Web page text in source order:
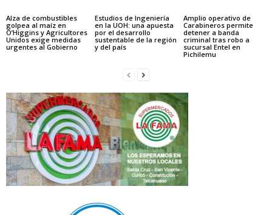
Alza de combustibles
golpea al maíz en
O’Higgins y Agricultores
Unidos exige medidas
urgentes al Gobierno
Estudios de Ingeniería
en la UOH: una apuesta
por el desarrollo
sustentable de la región
y del país
Amplio operativo de
Carabineros permite
detener a banda
criminal tras robo a
sucursal Entel en
Pichilemu